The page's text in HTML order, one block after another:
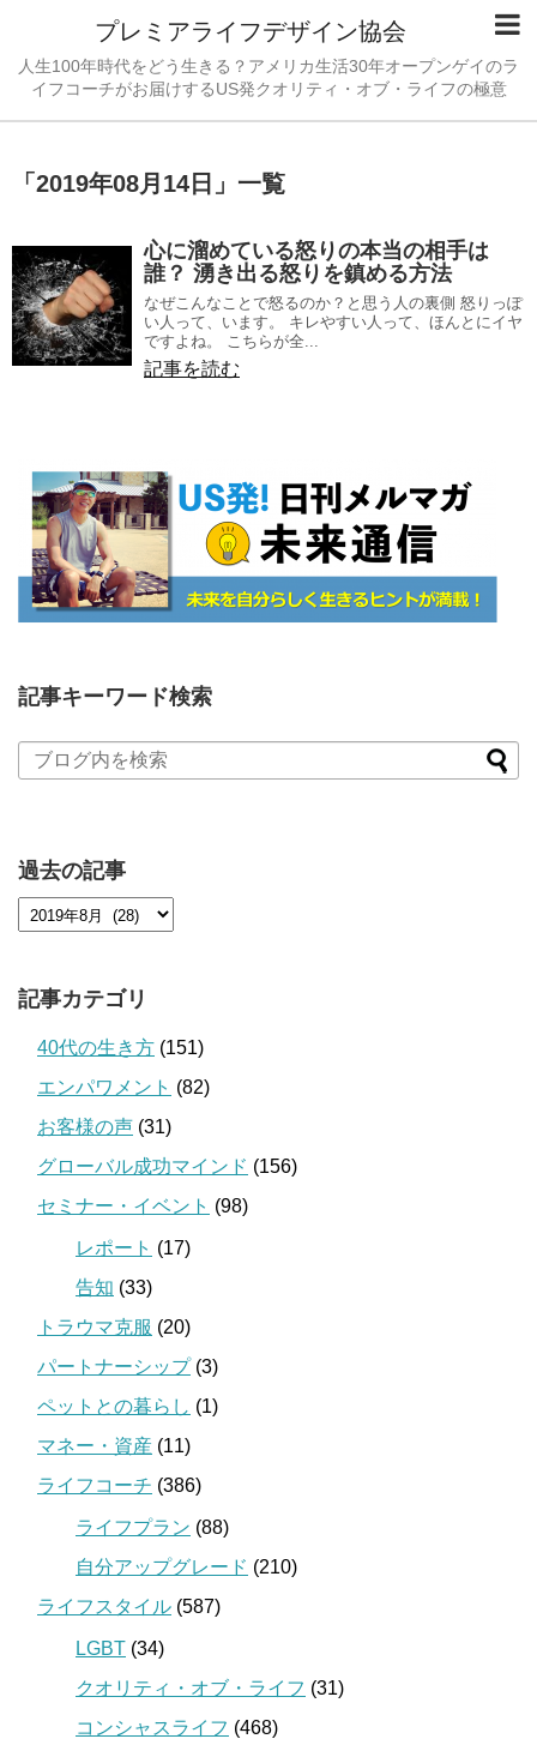
プレミアライフデザイン協会
人生100年時代をどう生きる？アメリカ生活30年オープンゲイのラ
イフコーチがお届けするUS発クオリティ・オブ・ライフの極意
「 2019年08月14日 」 一覧
心に溜めている怒りの本当の相手は
誰？ 湧き出る怒りを鎮める方法
なぜこんなことで怒るのか？と思う人の裏側 怒りっぽ
い人って、います。 キレやすい人って、ほんとにイヤ
ですよね。 こちらが全...
記事を読む
記事キーワード検索
過去の記事
記事カテゴリ
40代の生き方 (151)
エンパワメント (82)
お客様の声 (31)
グローバル成功マインド (156)
セミナー・イベント (98)
レポート (17)
告知 (33)
トラウマ克服 (20)
パートナーシップ(3)
ペットとの暮らし (1)
マネー・資産 (11)
ライフコーチ (386)
ライフプラン (88)
自分アップグレード (210)
ライフスタイル (587)
LGBT (34)
クオリティ・オブ・ライフ (31)
コンシャスライフ (468)